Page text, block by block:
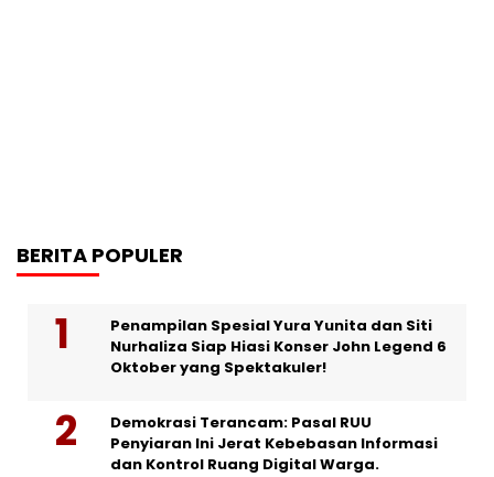
BERITA POPULER
Penampilan Spesial Yura Yunita dan Siti
Nurhaliza Siap Hiasi Konser John Legend 6
Oktober yang Spektakuler!
Demokrasi Terancam: Pasal RUU
Penyiaran Ini Jerat Kebebasan Informasi
dan Kontrol Ruang Digital Warga.